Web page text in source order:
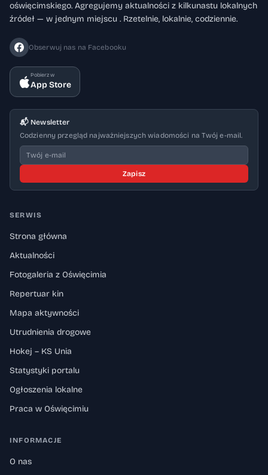
oświęcimskiego. Agregujemy aktualności z kilkunastu lokalnych
źródeł — w jednym miejscu . Rzetelnie, lokalnie, codziennie.
Obserwuj nas na Facebooku
Pobierz w
App Store
📬 Newsletter
Codzienny przegląd najważniejszych wiadomości na Twój e-mail.
Zapisz
SERWIS
Strona główna
Aktualności
Fotogaleria z Oświęcimia
Repertuar kin
Mapa aktywności
Utrudnienia drogowe
Hokej – KS Unia
Statystyki portalu
Ogłoszenia lokalne
Praca w Oświęcimiu
INFORMACJE
O nas